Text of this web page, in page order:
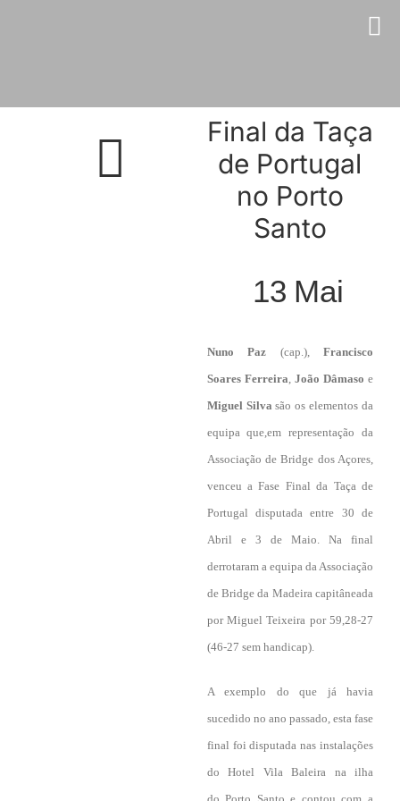
Final da Taça
de Portugal
no Porto
Santo
13 Mai
Nuno Paz (cap.),Francisco
Soares Ferreira, João Dâmaso e
Miguel Silva são os elementos da
equipa que,em representação da
Associação de Bridge dos Açores,
venceu a Fase Final da Taça de
Portugal disputada entre 30 de
Abril e 3 de Maio. Na final
derrotaram a equipa da Associação
de Bridge da Madeira capitâneada
por Miguel Teixeira por 59,28-27
(46-27 sem handicap).
A exemplo do que já havia
sucedido no ano passado, esta fase
final foi disputada nas instalações
do Hotel Vila Baleira na ilha